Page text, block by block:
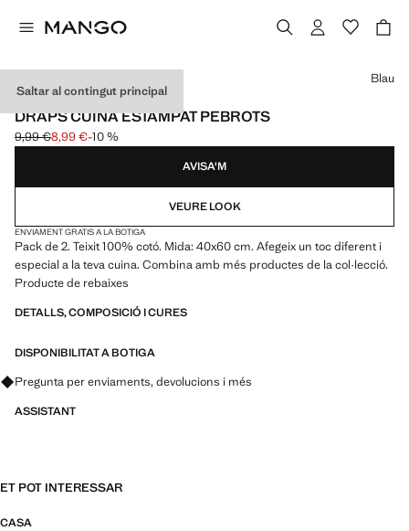
Saltar al contingut principal
PACK DE 2
DRAPS CUINA ESTAMPAT PEBROTS
Preu inicial ratllat [9,99 € ]
9,99 €
Preu actual [8,99 € ]
8,99 €-10 %
Selecciona un color
Blau
AVISA'M
VEURE LOOK
ENVIAMENT GRATIS A LA BOTIGA
Pack de 2. Teixit 100% cotó. Mida: 40x60 cm. Afegeix un toc diferent i
especial a la teva cuina. Combina amb més productes de la col·lecció.
Producte de rebaixes
DETALLS, COMPOSICIÓ I CURES
DISPONIBILITAT A BOTIGA
Pregunta per enviaments, devolucions i més
ASSISTANT
ET POT INTERESSAR
CASA